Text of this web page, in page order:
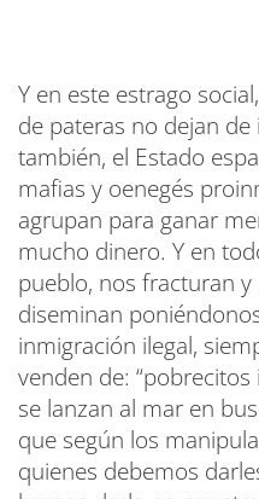
Y en este estrago
de pateras no dejan
también, el Estado
mafias y oenegés
agrupan para ganar
mucho dinero. Y en
pueblo, nos fracturan y
diseminan
inmigración ilegal,
venden de:
se lanzan al mar en
que según los
quienes debemos